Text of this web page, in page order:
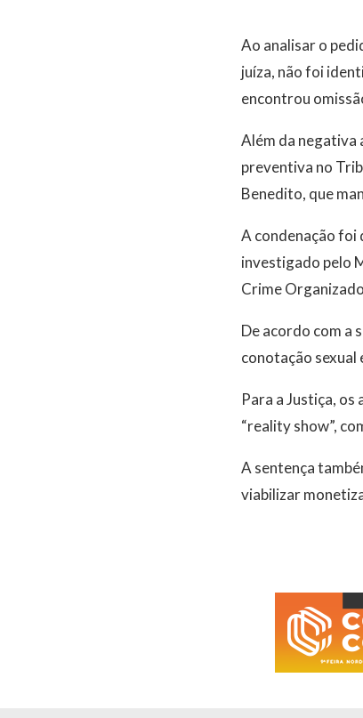
Ao analisar o
juíza, não foi
encontrou
Além da negativa
preventiva no
Benedito, que
A condenação foi
investigado pelo
Crime
De acordo com a
conotação
Para a Justiça,
“reality show”,
A sentença
viabilizar